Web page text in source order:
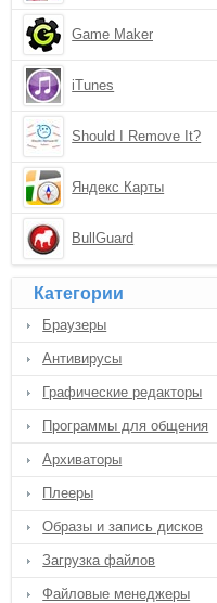
Game Maker
iTunes
Should I Remove It?
Яндекс Карты
BullGuard
Категории
Браузеры
Антивирусы
Графические редакторы
Программы для общения
Архиваторы
Плееры
Образы и запись дисков
Загрузка файлов
Файловые менеджеры